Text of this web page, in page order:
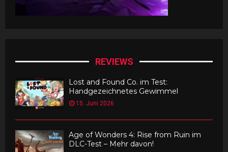
REVIEWS
Lost and Found Co. im Test:
Handgezeichnetes Gewimmel
15. Juni 2026
Age of Wonders 4: Rise from Ruin im
DLC-Test – Mehr davon!